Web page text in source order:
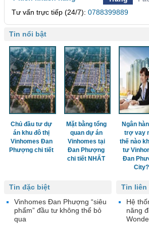
Tư vấn trực tiếp (24/7): 0788399889
Tin nổi bật
Chủ đầu tư dự
án khu đô thị
Vinhomes Đan
Phượng chi tiết
Mặt bằng tổng
quan dự án
Vinhomes tại
Đan Phượng
chi tiết NHẤT
Ngân
trợ vay
thế nào
tư
Đan
City?
Tin liên
Hệ
năng
Tin đặc biệt
Vinhomes Đan Phượng “siêu
phẩm” đầu tư không thể bỏ
qua